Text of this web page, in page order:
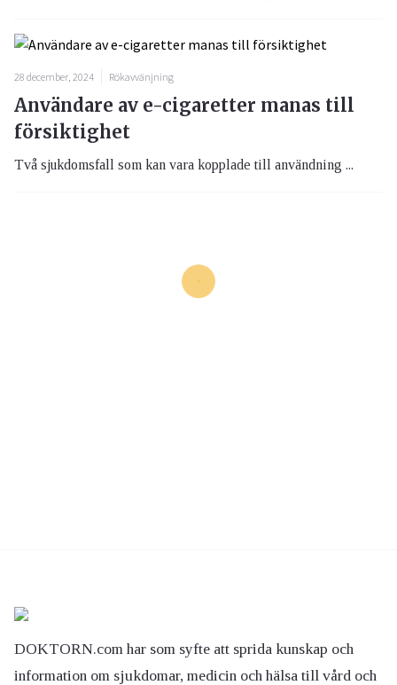
28 december, 2024 Rökavvänjning
Användare av e-cigaretter manas till
försiktighet
Två sjukdomsfall som kan vara kopplade till användning ...
DOKTORN.com har som syfte att sprida kunskap och
information om sjukdomar, medicin och hälsa till vård och